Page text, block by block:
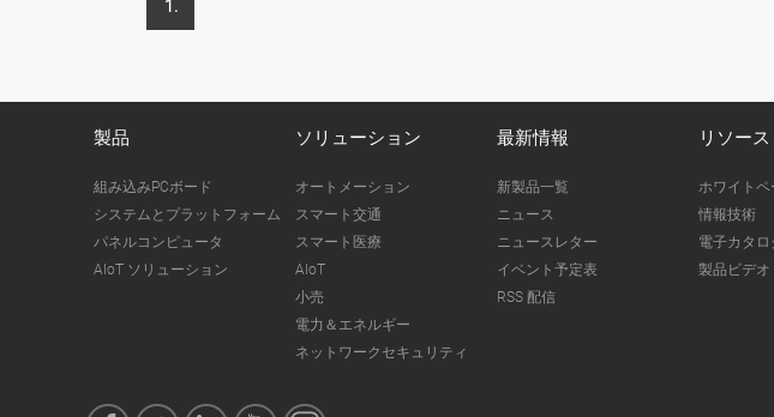
1.
製品
組み込みPCボード
システムとプラットフォーム
パネルコンピュータ
AIoT ソリューション
ソリューション
オートメーション
スマート交通
スマート医療
AIoT
小売
電力＆エネルギー
ネットワークセキュリティ
最新情報
新製品一覧
ニュース
ニュースレター
イベント予定表
RSS 配信
リソース
ホワイトペ
情報技術
電子カタロ
製品ビデオ